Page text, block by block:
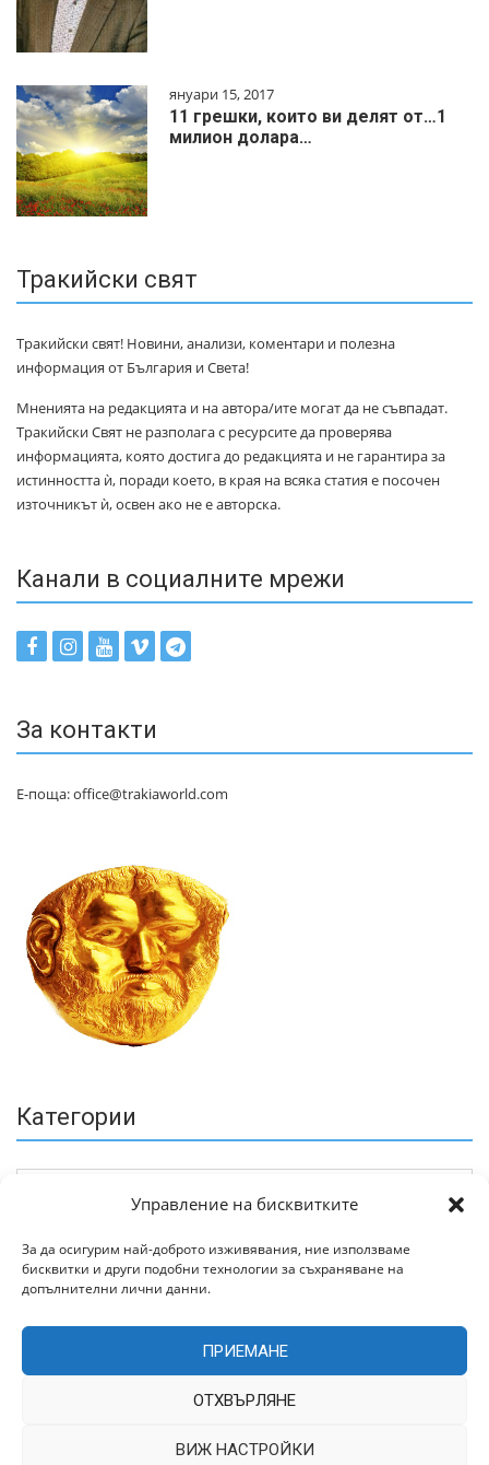
Управление на бисквитките
За да осигурим най-доброто изживявания, ние използваме
бисквитки и други подобни технологии за съхраняване на
допълнителни лични данни.
ПРИЕМАНЕ
ОТХВЪРЛЯНЕ
ВИЖ НАСТРОЙКИ
януари 15, 2017
11 грешки, които ви делят от…1
милиoн дoлapa…
Тракийски свят
Тракийски свят! Новини, анализи, коментари и полезна
информация от България и Света!
Мненията на редакцията и на автора/ите могат да не съвпадат.
Тракийски Свят не разполага с ресурсите да проверява
информацията, която достига до редакцията и не гарантира за
истинността ѝ, поради което, в края на всяка статия е посочен
източникът ѝ, освен ако не е авторска.
Канали в социалните мрежи
За контакти
Е-поща: office@trakiaworld.com
Категории
Архив